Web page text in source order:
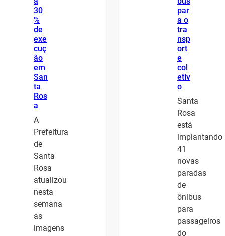
30
%
de
exe
cuç
ão
em
San
ta
Ros
a
A
Prefeitura
de
Santa
Rosa
atualizou
nesta
semana
as
imagens
par
a o
tra
nsp
ort
e
col
etiv
o
Santa
Rosa
está
implantando
41
novas
paradas
de
ônibus
para
passageiros
do